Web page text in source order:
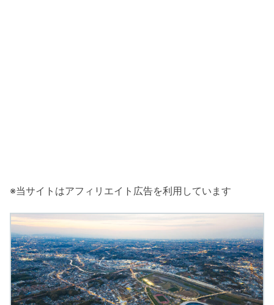
※当サイトはアフィリエイト広告を利用しています